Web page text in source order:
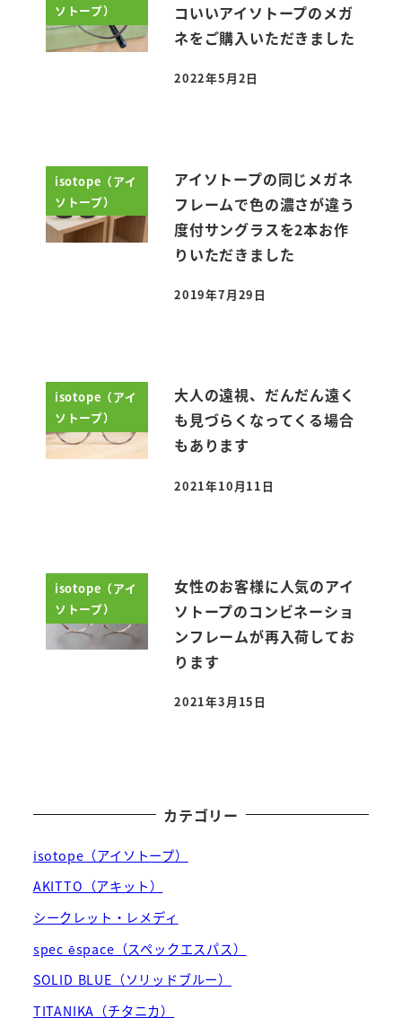
ソトープ）
コいいアイソトープのメガ
ネをご購入いただきました
投稿日
2022年5月2日
isotope（アイ
ソトープ）
アイソトープの同じメガネ
フレームで色の濃さが違う
度付サングラスを2本お作
りいただきました
投稿日
2019年7月29日
isotope（アイ
ソトープ）
大人の遠視、だんだん遠く
も見づらくなってくる場合
もあります
投稿日
2021年10月11日
isotope（アイ
ソトープ）
女性のお客様に人気のアイ
ソトープのコンビネーショ
ンフレームが再入荷してお
ります
投稿日
2021年3月15日
カテゴリー
isotope（アイソトープ）
AKITTO（アキット）
シークレット・レメディ
spec ēspace（スペックエスパス）
SOLID BLUE（ソリッドブルー）
TITANIKA（チタニカ）